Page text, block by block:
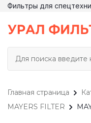
Фильтры для
Главная страница
MAYERS FILTER